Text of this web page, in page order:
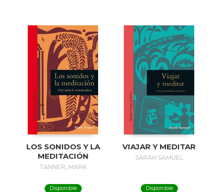
LOS SONIDOS Y LA
MEDITACIÓN
TANNER, MARK
Disponible
VIAJAR Y MEDITAR
SARAH SAMUEL
Disponible